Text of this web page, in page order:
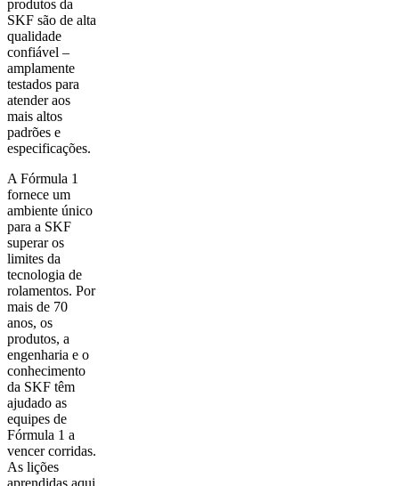
produtos da
SKF são de alta
qualidade
confiável –
amplamente
testados para
atender aos
mais altos
padrões e
especificações.
A Fórmula 1
fornece um
ambiente único
para a SKF
superar os
limites da
tecnologia de
rolamentos. Por
mais de 70
anos, os
produtos, a
engenharia e o
conhecimento
da SKF têm
ajudado as
equipes de
Fórmula 1 a
vencer corridas.
As lições
aprendidas aqui